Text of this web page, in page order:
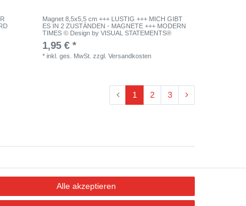
Magnet 8,5x5,5 cm +++ LUSTIG +++ MICH GIBT
ES IN 2 ZUSTÄNDEN - MAGNETE +++ MODERN
TIMES © Design by VISUAL STATEMENTS®
1,95 € *
*inkl. ges. MwSt. zzgl.Versandkosten
1 2 3
Alle akzeptieren